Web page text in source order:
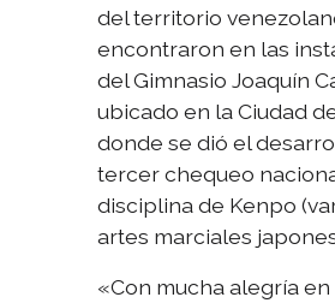
del territorio
encontraron en las
del Gimnasio Joaquín
ubicado en la Ciudad
donde se dió el
tercer chequeo
disciplina de Kenpo
artes marciales
«Con mucha alegría